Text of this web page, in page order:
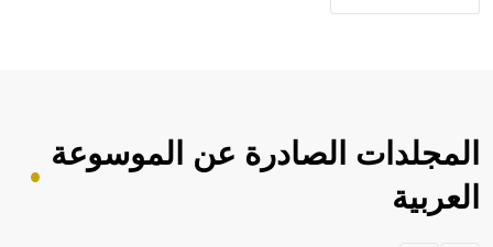
المجلدات الصادرة عن الموسوعة
العربية